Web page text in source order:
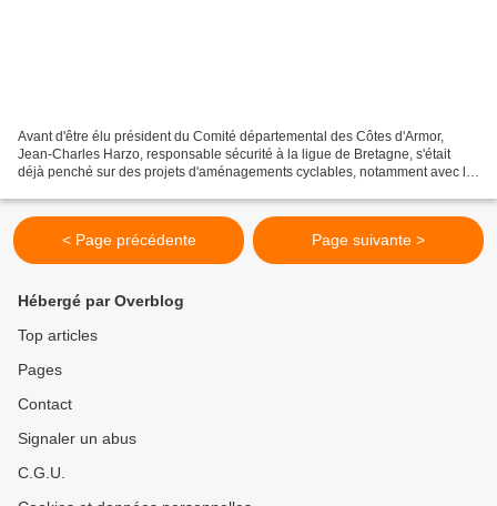
Avant d'être élu président du Comité départemental des Côtes d'Armor,
Jean-Charles Harzo, responsable sécurité à la ligue de Bretagne, s'était
déjà penché sur des projets d'aménagements cyclables, notamment avec le
< Page précédente Page suivante >
Hébergé par Overblog
Top articles
Pages
Contact
Signaler un abus
C.G.U.